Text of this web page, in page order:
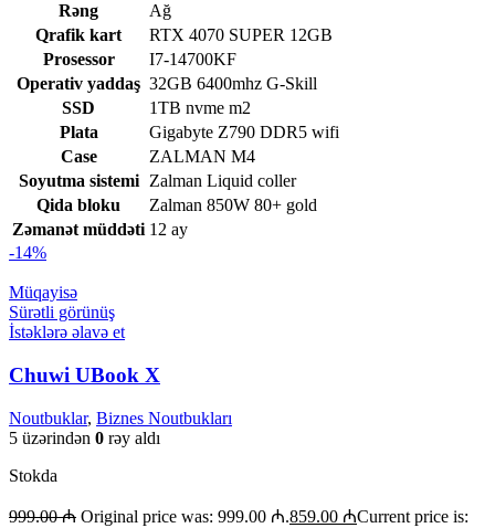
Rəng
Ağ
Qrafik kart
RTX 4070 SUPER 12GB
Prosessor
I7-14700KF
Operativ yaddaş 32GB 6400mhz G-Skill
SSD
1TB nvme m2
Plata
Gigabyte Z790 DDR5 wifi
Case
ZALMAN M4
Soyutma sistemi Zalman Liquid coller
Qida bloku
Zalman 850W 80+ gold
Zəmanət müddəti 12 ay
-14%
Müqayisə
Sürətli görünüş
İstəklərə əlavə et
Chuwi UBook X
Noutbuklar, Biznes Noutbukları
5 üzərindən 0 rəy aldı
Stokda
999.00₼ Original price was: 999.00 ₼.859.00 ₼Current price is: